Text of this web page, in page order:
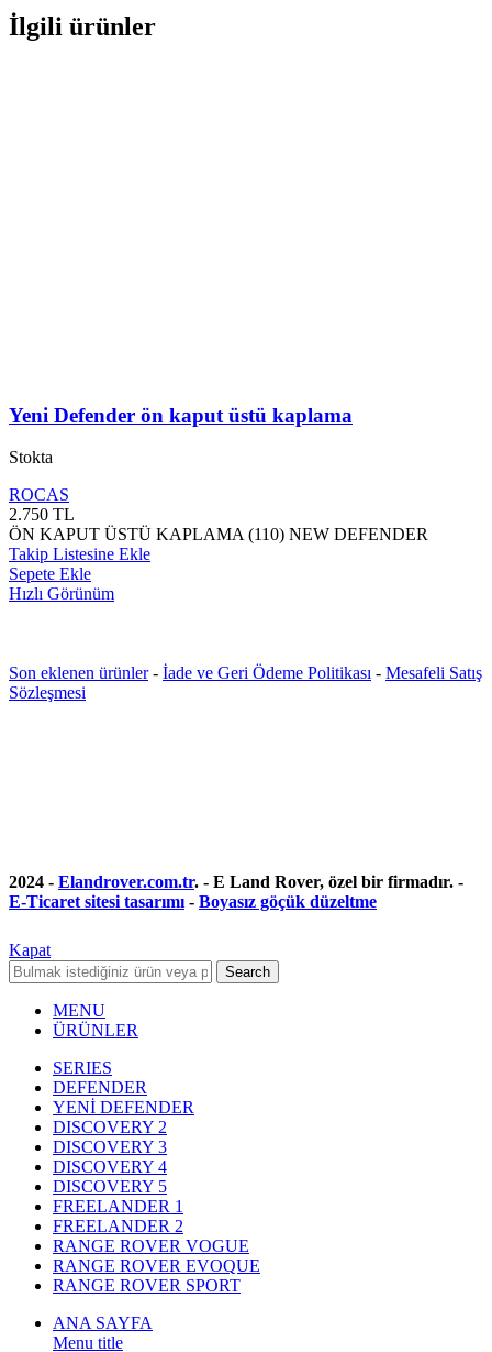
İlgili ürünler
Yeni Defender ön kaput üstü kaplama
Stokta
ROCAS
2.750 TL
ÖN KAPUT ÜSTÜ KAPLAMA (110) NEW DEFENDER
Takip Listesine Ekle
Sepete Ekle
Hızlı Görünüm
Son eklenen ürünler- İade ve Geri Ödeme Politikası - Mesafeli Satış
Sözleşmesi
2024 - Elandrover.com.tr. - E Land Rover, özel bir firmadır. -
E-Ticaret sitesi tasarımı- Boyasız göçük düzeltme
Kapat
Search
MENU
ÜRÜNLER
SERIES
DEFENDER
YENİ DEFENDER
DISCOVERY 2
DISCOVERY 3
DISCOVERY 4
DISCOVERY 5
FREELANDER 1
FREELANDER 2
RANGE ROVER VOGUE
RANGE ROVER EVOQUE
RANGE ROVER SPORT
ANA SAYFA
Menu title